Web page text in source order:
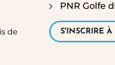
de
PNR Golfe
S'INSCRIRE